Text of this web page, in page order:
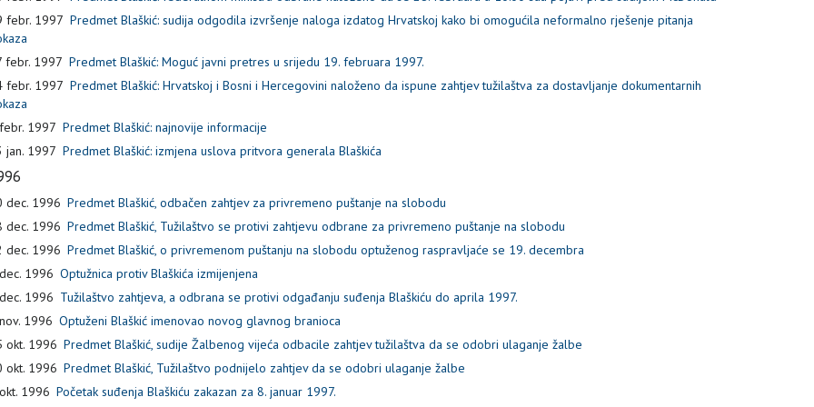
febr. 1997 Predmet Blaškić: sudija odgodila izvršenje naloga izdatog Hrvatskoj kako bi omogućila neformalno rješenje pitanja
febr. 1997 Predmet Blaškić: Moguć javni pretres u srijedu 19. februara 1997.
febr. 1997 Predmet Blaškić: Hrvatskoj i Bosni i Hercegovini naloženo da ispune zahtjev tužilaštva za dostavljanje dokumentarnih
1997 Predmet Blaškić: najnovije informacije
jan. 1997 Predmet Blaškić: izmjena uslova pritvora generala Blaškića
dec. 1996 Predmet Blaškić, odbačen zahtjev za privremeno puštanje na slobodu
dec. 1996 Predmet Blaškić, Tužilaštvo se protivi zahtjevu odbrane za privremeno puštanje na slobodu
dec. 1996 Predmet Blaškić, o privremenom puštanju na slobodu optuženog raspravljaće se 19. decembra
1996 Optužnica protiv Blaškića izmijenjena
1996 Tužilaštvo zahtjeva, a odbrana se protivi odgađanju suđenja Blaškiću do aprila 1997.
1996 Optuženi Blaškić imenovao novog glavnog branioca
okt. 1996 Predmet Blaškić, sudije Žalbenog vijeća odbacile zahtjev tužilaštva da se odobri ulaganje žalbe
okt. 1996 Predmet Blaškić, Tužilaštvo podnijelo zahtjev da se odobri ulaganje žalbe
1996 Početak suđenja Blaškiću zakazan za 8. januar 1997.